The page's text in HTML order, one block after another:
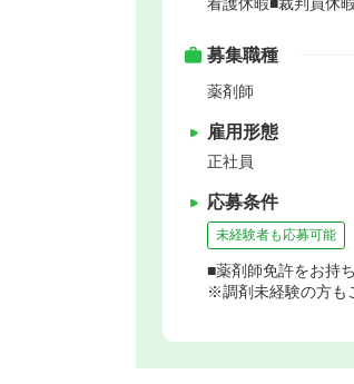
募集職種
薬剤師
雇用形態
正社員
応募条件
未経験者も応募可能
■薬剤師免許をお持
※調剤未経験の方も